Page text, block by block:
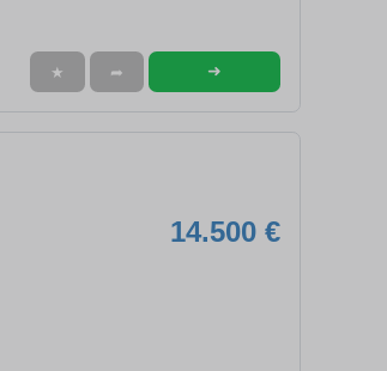
★ ➦ ➜
14.500 €